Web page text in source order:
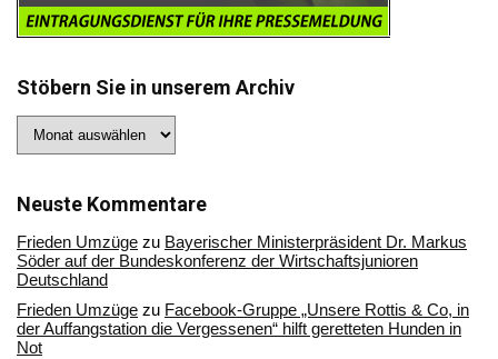
Stöbern Sie in unserem Archiv
Sie
Archiv
Neuste Kommentare
Frieden Umzüge zu Bayerischer Ministerpräsident Dr. Markus
Söder auf der Bundeskonferenz der Wirtschaftsjunioren
Deutschland
Frieden Umzüge zu Facebook-Gruppe „Unsere Rottis & Co, in
der Auffangstation die Vergessenen“ hilft geretteten Hunden in
Not